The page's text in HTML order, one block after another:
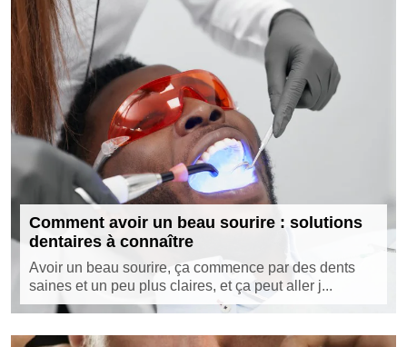
Comment avoir un beau sourire : solutions
dentaires à connaître
Avoir un beau sourire, ça commence par des dents
saines et un peu plus claires, et ça peut aller j...